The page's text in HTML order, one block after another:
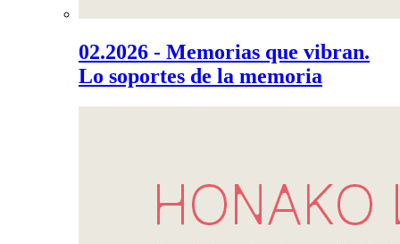
02.2026 - Memorias que vibran.
Lo soportes de la memoria